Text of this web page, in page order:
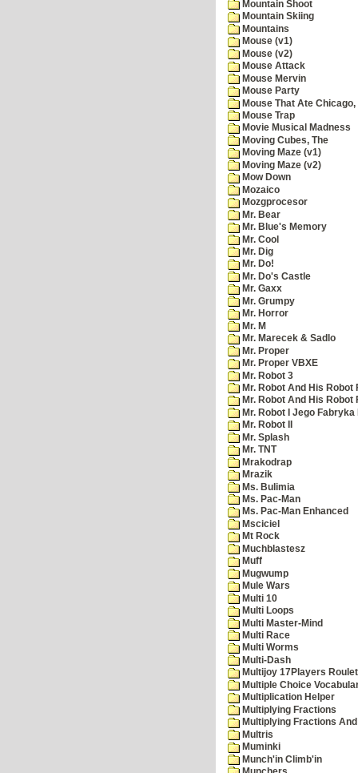
Mountain Shoot
Mountain Skiing
Mountains
Mouse (v1)
Mouse (v2)
Mouse Attack
Mouse Mervin
Mouse Party
Mouse That Ate Chicago,
Mouse Trap
Movie Musical Madness
Moving Cubes, The
Moving Maze (v1)
Moving Maze (v2)
Mow Down
Mozaico
Mozgprocesor
Mr. Bear
Mr. Blue's Memory
Mr. Cool
Mr. Dig
Mr. Do!
Mr. Do's Castle
Mr. Gaxx
Mr. Grumpy
Mr. Horror
Mr. M
Mr. Marecek & Sadlo
Mr. Proper
Mr. Proper VBXE
Mr. Robot 3
Mr. Robot And His Robot
Mr. Robot And His
Mr. Robot I Jego Fabryka
Mr. Robot II
Mr. Splash
Mr. TNT
Mrakodrap
Mrazik
Ms. Bulimia
Ms. Pac-Man
Ms. Pac-Man Enhanced
Msciciel
Mt Rock
Muchblastesz
Muff
Mugwump
Mule Wars
Multi 10
Multi Loops
Multi Master-Mind
Multi Race
Multi Worms
Multi-Dash
Multijoy 17Players
Multiple Choice
Multiplication Helper
Multiplying Fractions
Multiplying Fractions
Multris
Muminki
Munch'in Climb'in